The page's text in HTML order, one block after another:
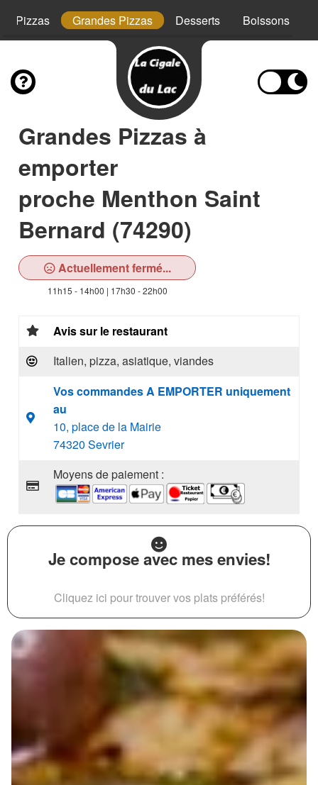
Pizzas Grandes Pizzas Desserts Boissons
Grandes Pizzas à
emporter
proche Menthon Saint
Bernard (74290)
Actuellement fermé...
11h15 - 14h00 | 17h30 - 22h00
Avis sur le restaurant
Italien, pizza, asiatique, viandes
Vos commandes A EMPORTER uniquement
au
10, place de la Mairie
74320 Sevrier
Moyens de paiement :
Je compose avec mes envies!
Cliquez ici pour trouver vos plats préférés!